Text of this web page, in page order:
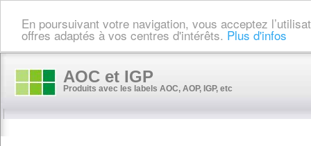
En poursuivant votre navigation, vous acceptez
offres adaptés à vos centres d'intérêts. Plus d'infos
AOC et IGP
Produits avec les labels AOC, AOP, IGP, etc